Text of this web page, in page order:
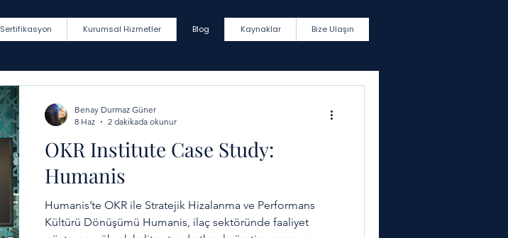
Sertifikasyon Kurumsal Hizmetler Blog Kaynaklar Bize Ulaşın
OKR Institute Case Study:
Humanis
Humanis’te OKR ile Stratejik Hizalanma ve Performans
Kültürü Dönüşümü Humanis, ilaç sektöründe faaliyet
Benay Durmaz Güner
8 Haz
2 dakikada okunur